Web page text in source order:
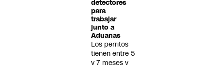
detectores
para
trabajar
junto a
Aduanas
Los perritos
tienen entre 5
y 7 meses y